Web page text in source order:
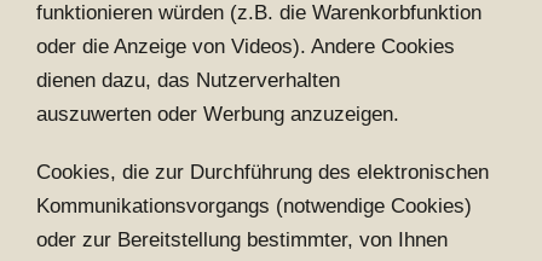
funktionieren würden (z.B. die Warenkorbfunktion
oder die Anzeige von Videos). Andere Cookies
dienen dazu, das Nutzerverhalten
auszuwerten oder Werbung anzuzeigen.
Cookies, die zur Durchführung des elektronischen
Kommunikationsvorgangs (notwendige Cookies)
oder zur Bereitstellung bestimmter, von Ihnen